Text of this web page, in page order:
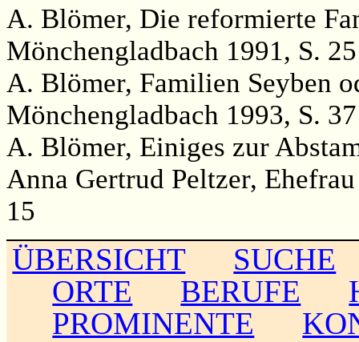
A. Blömer, Die reformierte
Mönchengladbach 1991, S.
A. Blömer, Familien Seyben
Mönchengladbach 1993, S.
A. Blömer, Einiges zur
Anna Gertrud Peltzer,
15
ÜBERSICHT
SUCHE
ORTE
BERUFE
PROMINENTE